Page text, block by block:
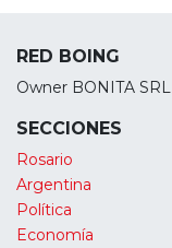
RED BOING
Owner BONITA SRL
SECCIONES
Rosario
Argentina
Política
Economía